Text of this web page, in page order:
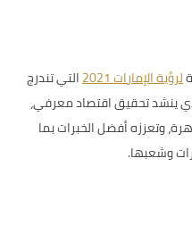
لرؤية الإمارات 2021
التي تندرج
ينشد تحقيق اقتصاد معرفي،
وتعززه أفضل الخبرات بما
وشعبها.